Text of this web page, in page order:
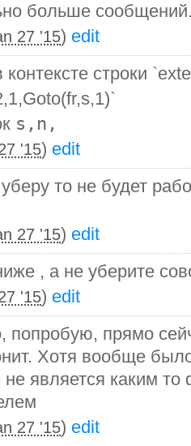
больше
27 '15) edit
контексте строки
s,n,
'15) edit
то не будет
27 '15) edit
, а не уберите
'15) edit
попробую, прямо
Хотя вообще
не является каким то
27 '15) edit